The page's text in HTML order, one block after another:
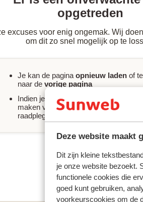
Deze website maakt
Dit zijn kleine
je onze website bezoekt.
functionele cookies die
goed kunt gebruiken,
voorkeurscookies om de
opgetreden
excuses voor enig ongemak. Wij
om dit zo snel mogelijk op te
Je kan de pagina opnieuw laden of
naar de vorige pagina
Indien je
onmiddellijke assistentie
maken van jouw boeking, kan je onze
raadplegen of
Zoek & boek